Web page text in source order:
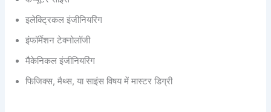
इलेक्ट्रिकल इंजीनियरिंग
इंफॉर्मेशन टेक्नोलॉजी
मैकेनिकल इंजीनियरिंग
फिजिक्स, मैथ्स, या साइंस विषय में मास्टर डिग्री